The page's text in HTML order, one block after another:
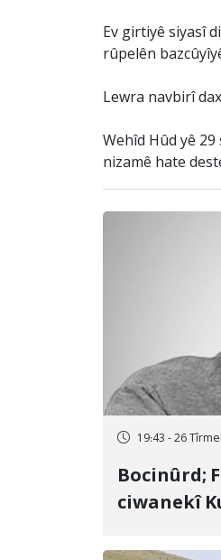
Ev girtiyê siyasî
rûpelên
Lewra navbirî
Wehîd Hûd yê
nizamê hate
19:43 - 26
Bocinûrd;
ciwanekî